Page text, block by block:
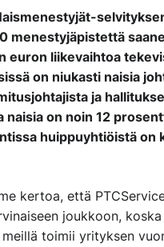
menestyjäpistettä
euron liikevaihtoa
on niukasti naisia
ja
naisia on noin 12
huippuyhtiöistä on
kertoa, että
joukkoon,
meillä toimii yrityksen